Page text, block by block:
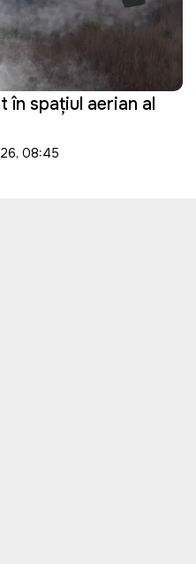
în spațiul aerian al
08:45